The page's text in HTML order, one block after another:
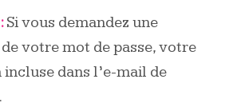
Si vous demandez une
votre mot de passe, votre
incluse dans l’e-mail de